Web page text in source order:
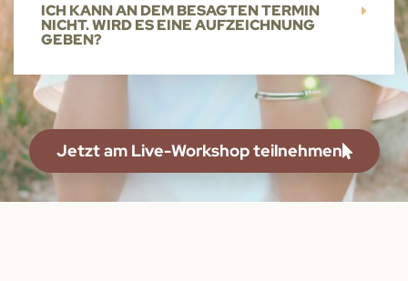
ICH KANN AN DEM BESAGTEN TERMIN
NICHT. WIRD ES EINE AUFZEICHNUNG
GEBEN?
Jetzt am Live-Workshop teilnehmen